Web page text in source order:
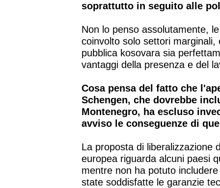
soprattutto in seguito alle
Non lo penso assolutamente,
coinvolto solo settori marginali,
pubblica kosovara sia
vantaggi della presenza e del
Cosa pensa del fatto che
Schengen, che dovrebbe
Montenegro, ha escluso
avviso le conseguenze di
La proposta di liberalizzazione
europea riguarda alcuni paesi
mentre non ha potuto
state soddisfatte le garanzie